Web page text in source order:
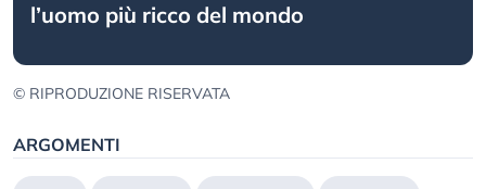
l’uomo più ricco del mondo
© RIPRODUZIONE RISERVATA
ARGOMENTI